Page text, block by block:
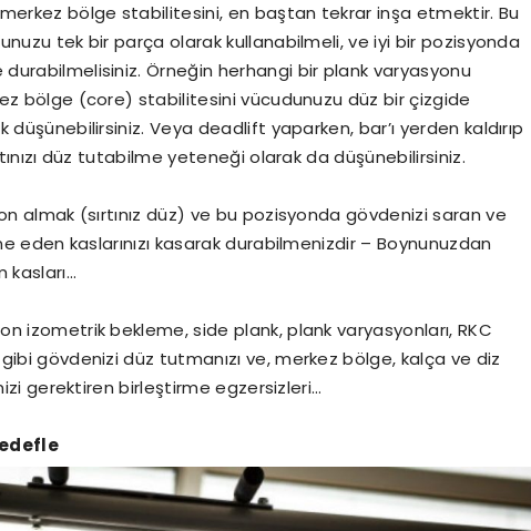
bölge stabilitesini, en baştan tekrar inşa etmektir. Bu
tek bir parça olarak kullanabilmeli, ve iyi bir pozisyonda
Örneğin herhangi bir plank varyasyonu
bölge (core) stabilitesini vücudunuzu düz bir çizgide
Veya deadlift yaparken, bar’ı yerden kaldırıp
düz tutabilme yeteneği olarak da düşünebilirsiniz.
almak (sırtınız düz) ve bu pozisyonda gövdenizi saran ve
eden kaslarınızı kasarak durabilmenizdir – Boynunuzdan
izometrik bekleme, side plank, plank varyasyonları, RKC
gövdenizi düz tutmanızı ve, merkez bölge, kalça ve diz
gerektiren birleştirme egzersizleri…